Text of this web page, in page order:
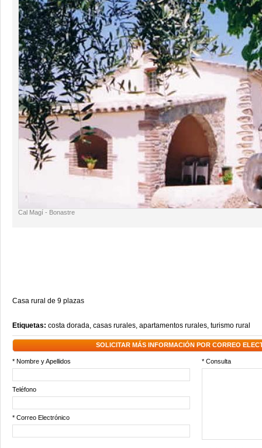
Cal Magí - Bonastre
Casa rural de 9 plazas
Etiquetas: costa dorada, casas rurales, apartamentos rurales, turismo rural
SOLICITAR MÁS INFORMACIÓN POR CORREO
* Nombre y Apellidos * Consulta
Teléfono
* Correo Electrónico